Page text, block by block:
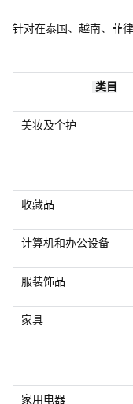
针对在泰国、越南、菲
类目
美妆及个护
收藏品
计算机和办公设备
服装饰品
家具
家用电器